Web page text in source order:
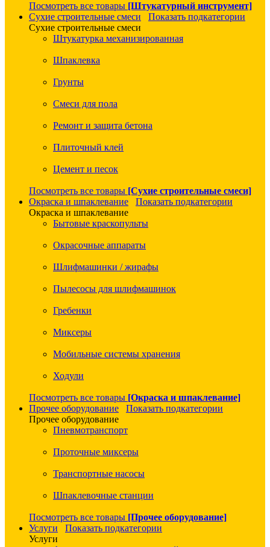
Посмотреть все товары [Штукатурный инструмент]
Сухие строительные смеси
Показать подкатегории
Сухие строительные смеси
Штукатурка механизированная
Шпаклевка
Грунты
Смеси для пола
Ремонт и защита бетона
Плиточный клей
Цемент и песок
Посмотреть все товары [Сухие строительные смеси]
Окраска и шпаклевание
Показать подкатегории
Окраска и шпаклевание
Бытовые краскопульты
Окрасочные аппараты
Шлифмашинки / жирафы
Пылесосы для шлифмашинок
Гребенки
Миксеры
Мобильные системы хранения
Ходули
Посмотреть все товары [Окраска и шпаклевание]
Прочее оборудование
Показать подкатегории
Прочее оборудование
Пневмотранспорт
Проточные миксеры
Транспортные насосы
Шпаклевочные станции
Посмотреть все товары [Прочее оборудование]
Услуги
Показать подкатегории
Услуги